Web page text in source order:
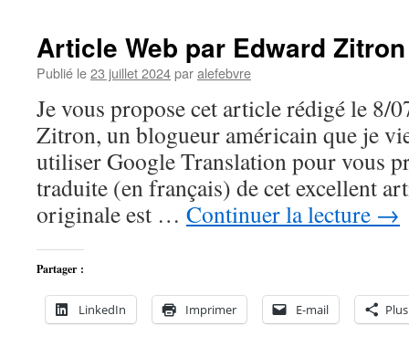
Article Web par Edward
Publié le23 juillet 2024paralefebvre
Je vous propose cet article rédigé le 8/
Zitron, un blogueur américain que je
utiliser Google Translation pour vous
traduite (en français) de cet excellent
originale est … Continuer la lecture →
Partager :
LinkedIn Imprimer E-mail Plus